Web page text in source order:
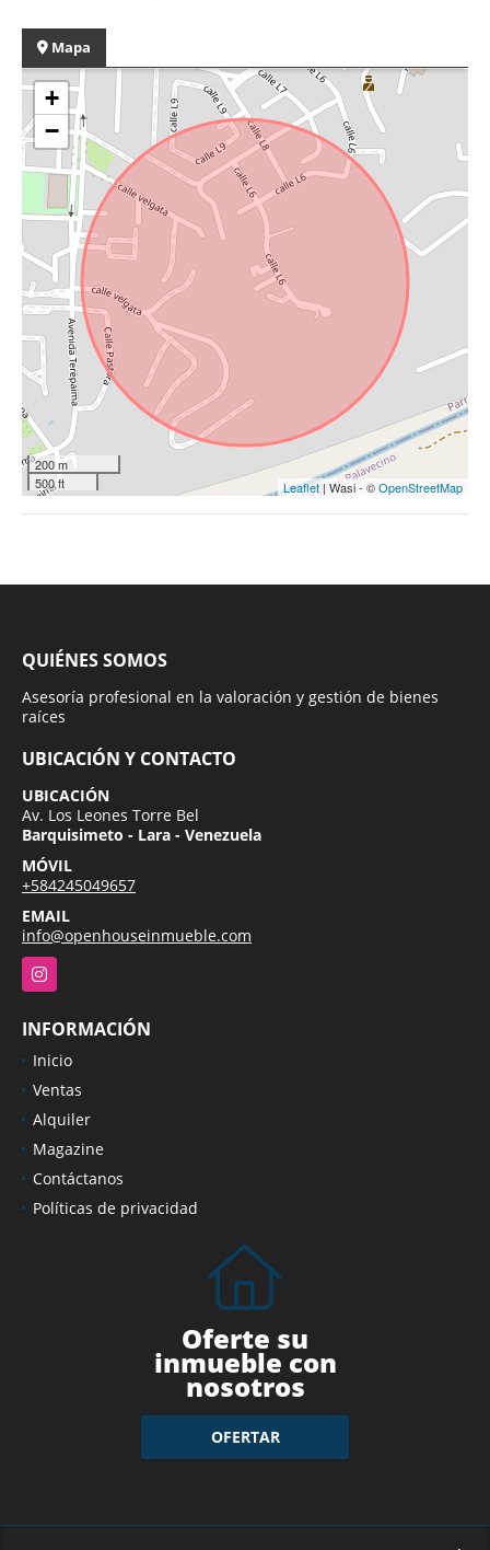
Mapa
+
−
200 m
500 ft
Leaflet| Wasi - ©OpenStreetMap
QUIÉNES SOMOS
Asesoría profesional en la valoración y gestión de bienes
raíces
UBICACIÓN Y CONTACTO
UBICACIÓN
Av. Los Leones Torre Bel
Barquisimeto - Lara - Venezuela
MÓVIL
+584245049657
EMAIL
info@openhouseinmueble.com
Instagram
INFORMACIÓN
Inicio
Ventas
Alquiler
Magazine
Contáctanos
Políticas de privacidad
Oferte su
inmueble con
nosotros
OFERTAR